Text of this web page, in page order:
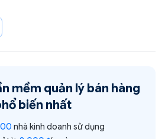
mềm quản lý bán hàng
biến nhất
nhà kinh doanh sử dụng